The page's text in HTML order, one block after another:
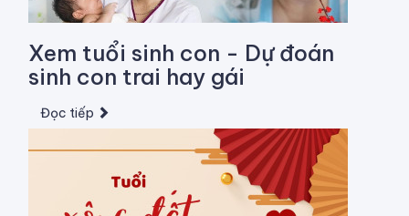
Xem tuổi sinh con - Dự đoán
sinh con trai hay gái
Đọc tiếp